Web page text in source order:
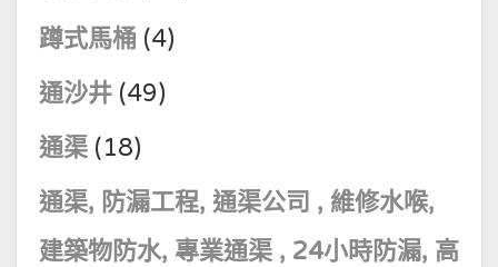
蹲式馬桶 (4)
通沙井 (49)
通渠 (18)
通渠, 防漏工程, 通渠公司 , 維修水喉,
建築物防水, 專業通渠 , 24小時防漏, 高